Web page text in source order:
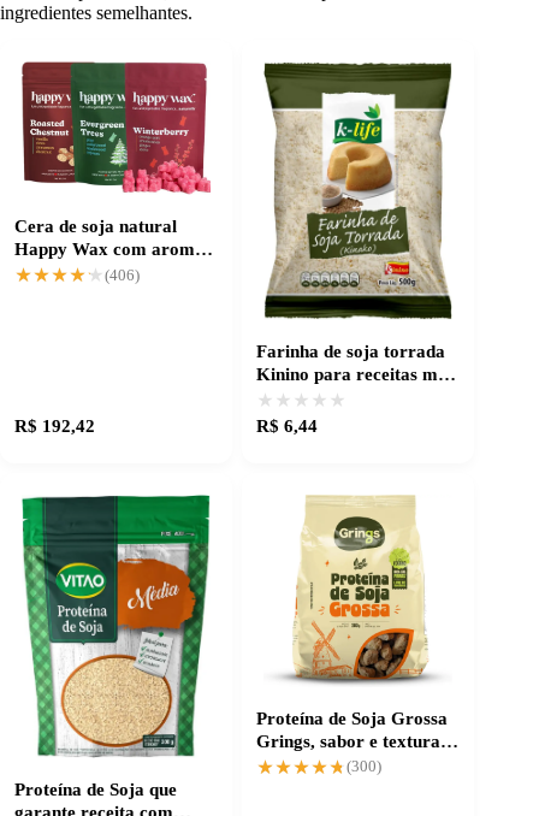
ingredientes semelhantes.
Cera de soja natural
Happy Wax com aromas
exclusivos de inverno
★★★★★
★★★★★ (406)
R$ 192,42
Farinha de soja torrada
Kinino para receitas mais
ricas e saborosas
★★★★★
★★★★★
R$ 6,44
Proteína de Soja que
garante receita com
Proteína de Soja Grossa
Grings, sabor e textura
otimizados
★★★★★
★★★★★(300)